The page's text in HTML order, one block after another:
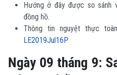
Hướng ở đây được so sánh
đồng hồ.
Thông tin nguyệt thực
LE2019Jul16P
Ngày 09 tháng 9: